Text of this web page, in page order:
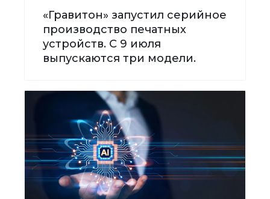
«Гравитон» запустил серийное
производство печатных
устройств. С 9 июля
выпускаются три модели.